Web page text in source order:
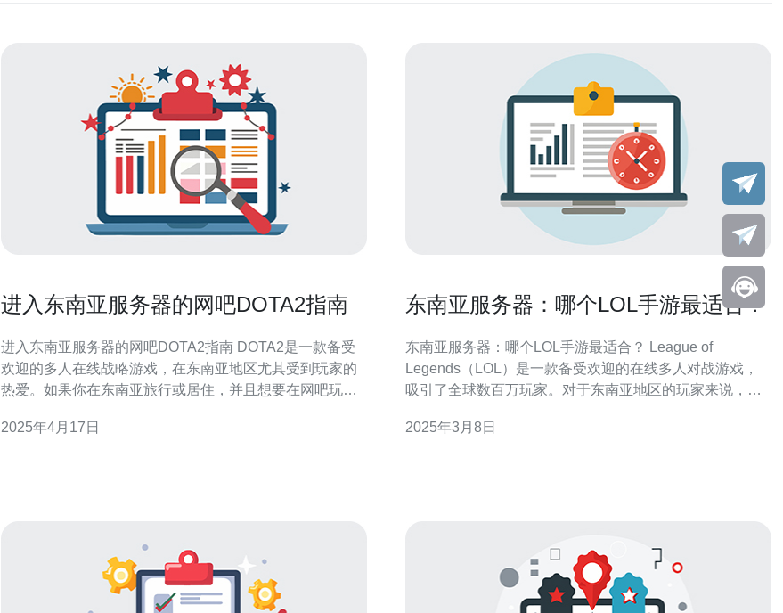
进入东南亚服务器的网吧DOTA2指南
进入东南亚服务器的网吧DOTA2指南 DOTA2是一款备受
欢迎的多人在线战略游戏，在东南亚地区尤其受到玩家的
热爱。如果你在东南亚旅行或居住，并且想要在网吧玩
首先，你需要选择一家提供DOTA2游戏的网吧。在东南亚
2025年4月17日
东南亚服务器：哪个LOL手游最适合？
东南亚服务器：哪个LOL手游最适合？ League of
Legends（LOL）是一款备受欢迎的在线多人对战游戏，
吸引了全球数百万玩家。对于东南亚地区的玩家来说，选
几个LOL手游服务器可以选择，本文将探讨哪个LOL手游
2025年3月8日